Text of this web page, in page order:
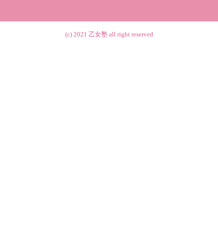
(c) 2021 乙女塾all right reserved